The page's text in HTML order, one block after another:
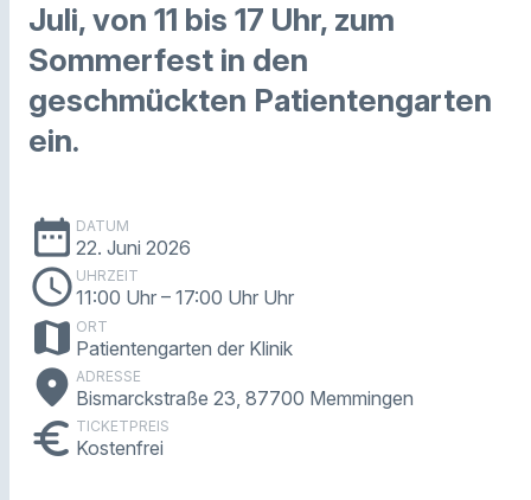
Juli, von 11 bis 17 Uhr, zum
Sommerfest in den
geschmückten Patientengarten
ein.
date_range DATUM
22. Juni 2026
schedule UHRZEIT
11:00 Uhr – 17:00 Uhr Uhr
map ORT
Patientengarten der Klinik
place ADRESSE
Bismarckstraße 23, 87700 Memmingen
euro TICKETPREIS
Kostenfrei